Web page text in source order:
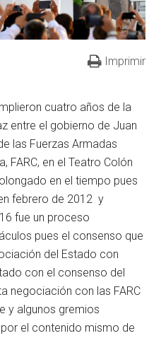
Imprimir
cuatro años de la
entre el gobierno de Juan
las Fuerzas Armadas
FARC, en el Teatro Colón
en el tiempo pues
febrero de 2012 y
fue un proceso
pues el consenso que
del Estado con
con el consenso del
negociación con las FARC
y algunos gremios
el contenido mismo de